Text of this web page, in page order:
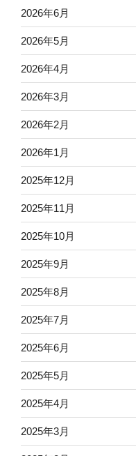
2026年6月
2026年5月
2026年4月
2026年3月
2026年2月
2026年1月
2025年12月
2025年11月
2025年10月
2025年9月
2025年8月
2025年7月
2025年6月
2025年5月
2025年4月
2025年3月